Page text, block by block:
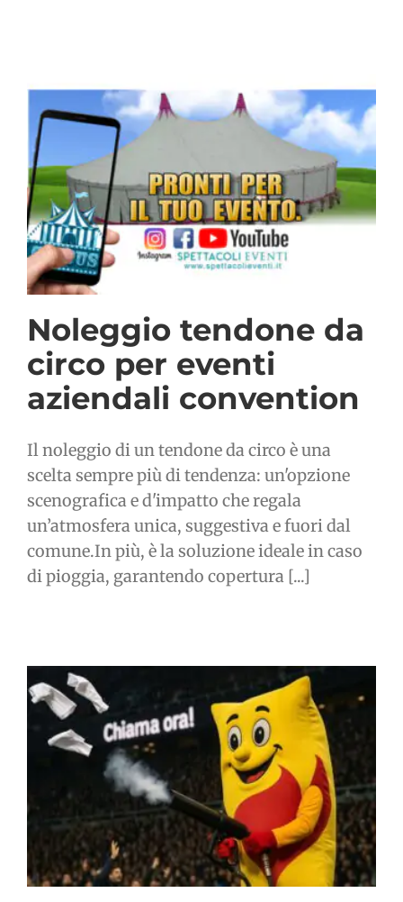
Noleggio tendone da
circo per eventi
aziendali convention
Il noleggio di un tendone da circo è una
scelta sempre più di tendenza: un'opzione
scenografica e d'impatto che regala
un’atmosfera unica, suggestiva e fuori dal
comune.In più, è la soluzione ideale in caso
di pioggia, garantendo copertura [...]